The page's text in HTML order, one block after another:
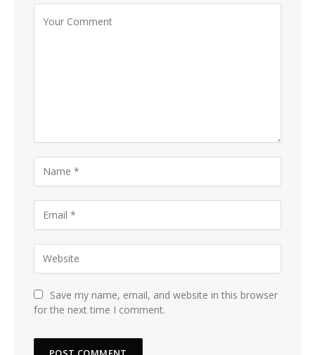
Save my name, email, and website in this browser
for the next time I comment.